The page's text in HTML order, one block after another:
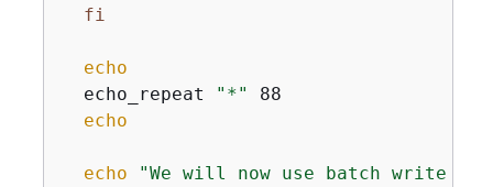
fi
echo
  echo_repeat
"*"
88
echo
echo "We will now use batch write